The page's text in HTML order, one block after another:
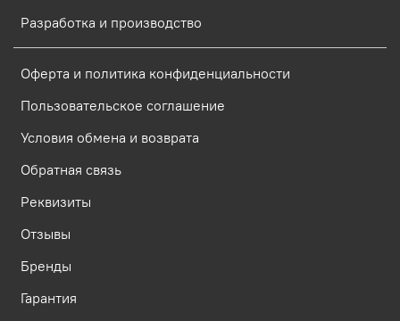
Разработка и производство
Оферта и политика конфиденциальности
Пользовательское соглашение
Условия обмена и возврата
Обратная связь
Реквизиты
Отзывы
Бренды
Гарантия